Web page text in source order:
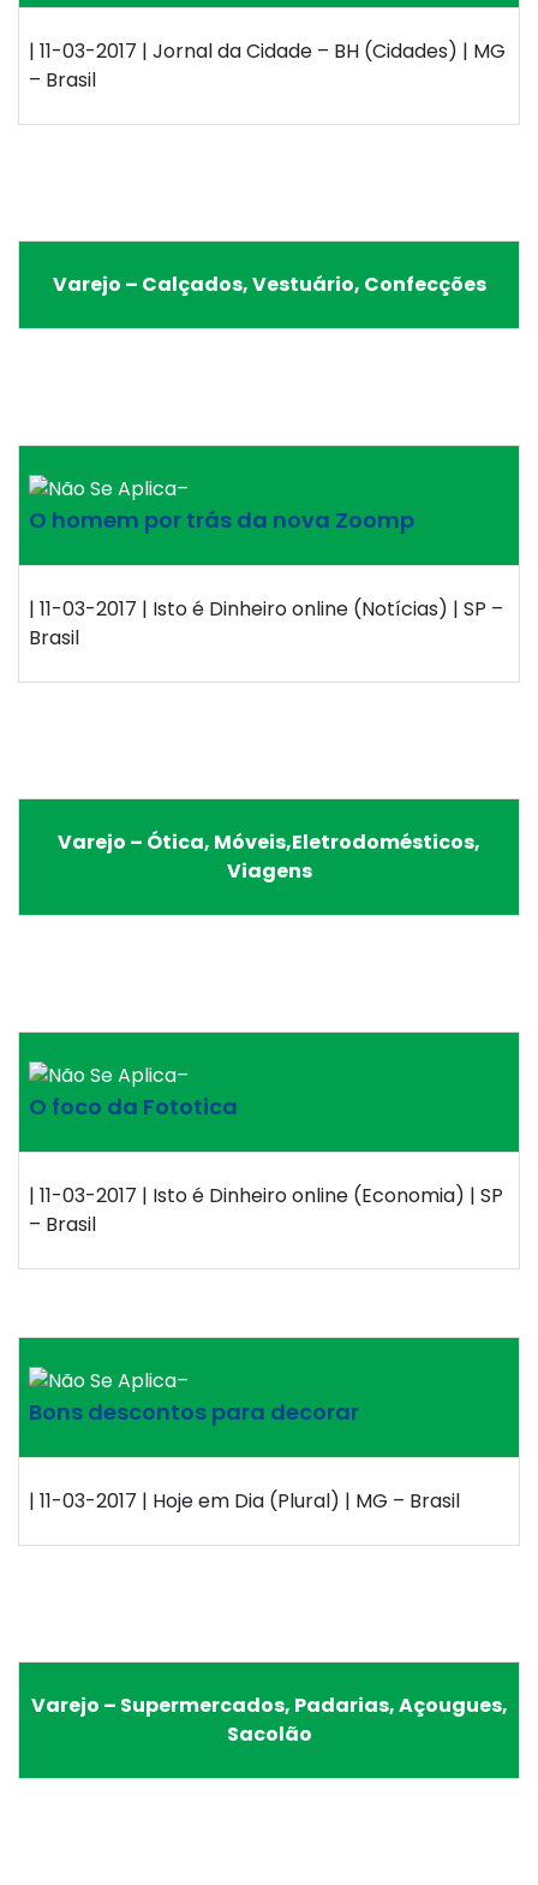
| 11-03-2017 | Jornal da Cidade – BH (Cidades) | MG
– Brasil
Varejo – Calçados, Vestuário, Confecções
–
O homem por trás da nova Zoomp
| 11-03-2017 | Isto é Dinheiro online (Notícias) | SP –
Brasil
Varejo – Ótica, Móveis,Eletrodomésticos,
Viagens
–
O foco da Fototica
| 11-03-2017 | Isto é Dinheiro online (Economia) | SP
– Brasil
–
Bons descontos para decorar
| 11-03-2017 | Hoje em Dia (Plural) | MG – Brasil
Varejo – Supermercados, Padarias, Açougues,
Sacolão